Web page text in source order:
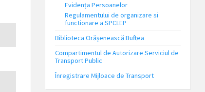
Evidența Persoanelor
Regulamentului de organizare si
functionare a SPCLEP
Biblioteca Orășenească Buftea
Compartimentul de Autorizare Serviciul de
Transport Public
Înregistrare Mijloace de Transport